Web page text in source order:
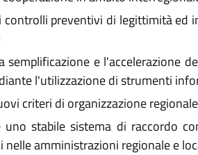
controlli preventivi di legittimità ed
semplificazione e l'accelerazione
l'utilizzazione di strumenti
criteri di organizzazione
uno stabile sistema di raccordo
nelle amministrazioni regionale e